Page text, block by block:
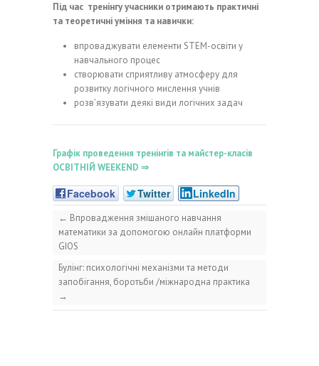
Під час тренінгу учасники отримають практичні
та теоретичні уміння та навички:
впроваджувати елементи STEM-освіти у
навчального процес
створювати сприятливу атмосферу для
розвитку логічного мислення учнів
розв’язувати деякі види логічних задач
Графік проведення тренінгів та майстер-класів
ОСВІТНІЙ WEEKEND ⇒
Facebook Twitter LinkedIn
← Впровадження змішаного навчання
математики за допомогою онлайн платформи
GIOS
Булінг: психологічні механізми та методи
запобігання, боротьби /міжнародна практика
→